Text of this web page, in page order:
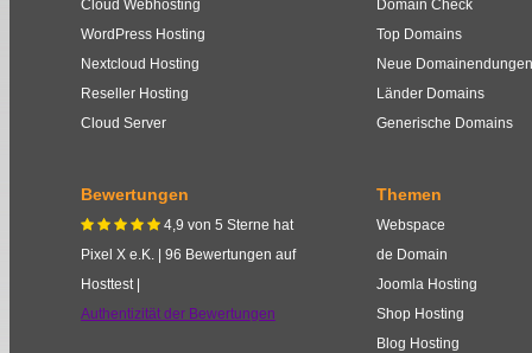
Cloud Webhosting
WordPress Hosting
Nextcloud Hosting
Reseller Hosting
Cloud Server
Domain Check
Top Domains
Neue Domainendungen
Länder Domains
Generische Domains
Bewertungen
     4,9 von 5 Sterne hat
Pixel X e.K.
96 Bewertungen auf
Hosttest |
Authentizität der Bewertungen
Themen
Webspace
de Domain
Joomla Hosting
Shop Hosting
Blog Hosting